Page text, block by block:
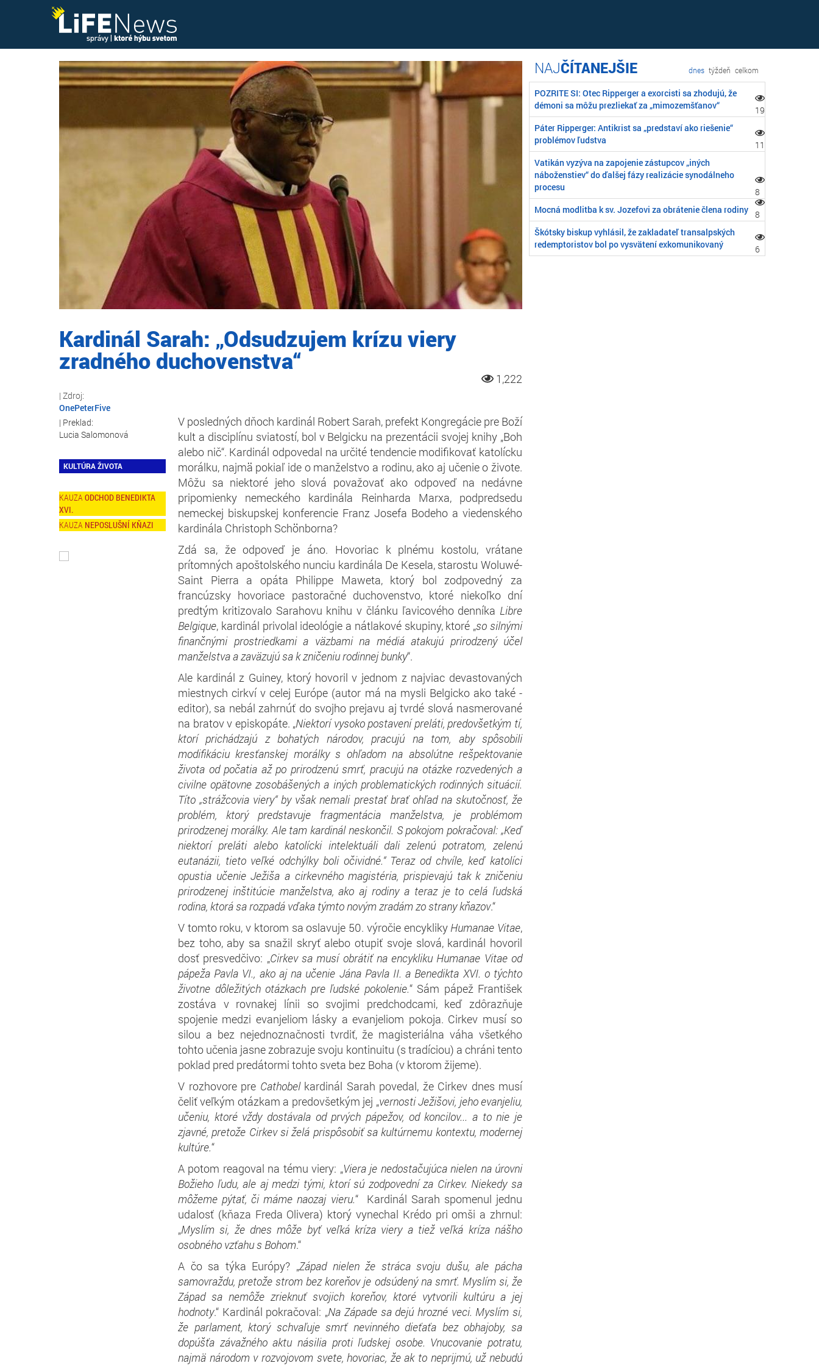
Kardinál Sarah: „Odsudzujem krízu viery
zradného duchovenstva“
1,222
OnePeterFive
Lucia Salomonová
KULTÚRA ŽIVOTA
ODCHOD BENEDIKTA
XVI.
NEPOSLUŠNÍ KŇAZI
V posledných dňoch kardinál Robert Sarah, prefekt Kongregácie pre Boží
kult a disciplínu sviatostí, bol v Belgicku na prezentácii svojej knihy „Boh
alebo nič“. Kardinál odpovedal na určité tendencie modifikovať katolícku
morálku, najmä pokiaľ ide o manželstvo a rodinu, ako aj učenie o živote.
Môžu sa niektoré jeho slová považovať ako odpoveď na nedávne
pripomienky nemeckého kardinála Reinharda Marxa, podpredsedu
nemeckej biskupskej konferencie Franz Josefa Bodeho a viedenského
kardinála Christoph Schönborna?
Zdá sa, že odpoveď je áno. Hovoriac k plnému kostolu, vrátane
prítomných apoštolského nunciu kardinála De Kesela, starostu Woluwé-
Saint Pierra a opáta Philippe Maweta, ktorý bol zodpovedný za
francúzsky hovoriace pastoračné duchovenstvo, ktoré niekoľko dní
predtým kritizovalo Sarahovu knihu v článku ľavicového denníka Libre
Belgique, kardinál privolal ideológie a nátlakové skupiny, ktoré „so silnými
finančnými prostriedkami a väzbami na médiá atakujú prirodzený účel
manželstva a zaväzujú sa k zničeniu rodinnej bunky“.
Ale kardinál z Guiney, ktorý hovoril v jednom z najviac devastovaných
miestnych cirkví v celej Európe (autor má na mysli Belgicko ako také -
editor), sa nebál zahrnúť do svojho prejavu aj tvrdé slová nasmerované
na bratov v episkopáte. „Niektorí vysoko postavení preláti, predovšetkým tí,
ktorí prichádzajú z bohatých národov, pracujú na tom, aby spôsobili
modifikáciu kresťanskej morálky s ohľadom na absolútne rešpektovanie
života od počatia až po prirodzenú smrť, pracujú na otázke rozvedených a
civilne opätovne zosobášených a iných problematických rodinných situácií.
Títo „strážcovia viery“ by však nemali prestať brať ohľad na skutočnosť, že
problém, ktorý predstavuje fragmentácia manželstva, je problémom
prirodzenej morálky. Ale tam kardinál neskončil. S pokojom pokračoval: „Keď
niektorí preláti alebo katolícki intelektuáli dali zelenú potratom, zelenú
eutanázii, tieto veľké odchýlky boli očividné.“ Teraz od chvíle, keď katolíci
opustia učenie Ježiša a cirkevného magistéria, prispievajú tak k zničeniu
prirodzenej inštitúcie manželstva, ako aj rodiny a teraz je to celá ľudská
rodina, ktorá sa rozpadá vďaka týmto novým zradám zo strany kňazov.“
V tomto roku, v ktorom sa oslavuje 50. výročie encykliky Humanae Vitae,
bez toho, aby sa snažil skryť alebo otupiť svoje slová, kardinál hovoril
dosť presvedčivo: „Cirkev sa musí obrátiť na encykliku Humanae Vitaeod
pápeža Pavla VI., ako aj na učenie Jána Pavla II. a Benedikta XVI. o týchto
životne dôležitých otázkach pre ľudské pokolenie.“ Sám pápež František
zostáva v rovnakej línii so svojimi predchodcami, keď zdôrazňuje
spojenie medzi evanjeliom lásky a evanjeliom pokoja. Cirkev musí so
silou a bez nejednoznačnosti tvrdiť, že magisteriálna váha všetkého
tohto učenia jasne zobrazuje svoju kontinuitu (s tradíciou) a chráni tento
poklad pred predátormi tohto sveta bez Boha (v ktorom žijeme).
V rozhovore pre Cathobelkardinál Sarah povedal, že Cirkev dnes musí
čeliť veľkým otázkam a predovšetkým jej „vernosti Ježišovi, jeho evanjeliu,
učeniu, ktoré vždy dostávala od prvých pápežov, od koncilov... a to nie je
zjavné, pretože Cirkev si želá prispôsobiť sa kultúrnemu kontextu, modernej
kultúre.“
A potom reagoval na tému viery: „Viera je nedostačujúca nielen na úrovni
Božieho ľudu, ale aj medzi tými, ktorí sú zodpovední za Cirkev. Niekedy sa
môžeme pýtať, či máme naozaj vieru.“ Kardinál Sarah spomenul jednu
udalosť (kňaza Freda Olivera) ktorý vynechal Krédo pri omši a zhrnul:
„Myslím si, že dnes môže byť veľká kríza viery a tiež veľká kríza nášho
osobného vzťahu s Bohom.“
A čo sa týka Európy? „Západ nielen že stráca svoju dušu, ale pácha
samovraždu, pretože strom bez koreňov je odsúdený na smrť. Myslím si, že
Západ sa nemôže zrieknuť svojich koreňov, ktoré vytvorili kultúru a jej
hodnoty.“ Kardinál pokračoval: „Na Západe sa dejú hrozné veci. Myslím si,
že parlament, ktorý schvaľuje smrť nevinného dieťaťa bez obhajoby, sa
dopúšťa závažného aktu násilia proti ľudskej osobe. Vnucovanie potratu,
najmä národom v rozvojovom svete, hovoriac, že ak to neprijmú, už nebudú
ČÍTANEJŠIE dnes týždeň celkom
POZRITE SI: Otec Ripperger a exorcisti sa zhodujú, že
démoni sa môžu prezliekať za „mimozemšťanov“
19
Páter Ripperger: Antikrist sa „predstaví ako riešenie“
problémov ľudstva
11
Vatikán vyzýva na zapojenie zástupcov „iných
náboženstiev“ do ďalšej fázy realizácie synodálneho
procesu
8
Mocná modlitba k sv. Jozefovi za obrátenie člena rodiny 8
Škótsky biskup vyhlásil, že zakladateľ transalpských
redemptoristov bol po vysvätení exkomunikovaný
6